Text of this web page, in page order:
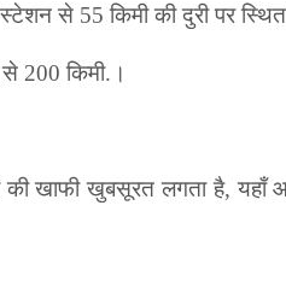
से 55 किमी की दुरी पर
से 200 किमी.।
की खाफी खुबसूरत लगता है,यहाँ